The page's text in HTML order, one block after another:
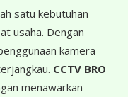
satu kebutuhan
usaha. Dengan
kamera
CCTV BRO
menawarkan